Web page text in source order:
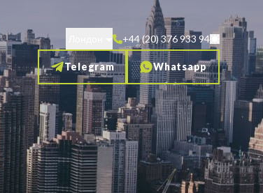
+44 (20) 376 933 94
Telegram Whatsapp